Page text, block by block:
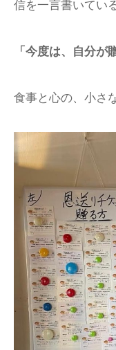
信を一言書いている
「今度は、自分が
食事と心の、小さ